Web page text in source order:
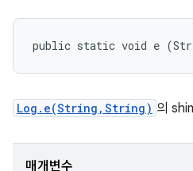
public static void e
Log.e(String,String) 의
매개변수